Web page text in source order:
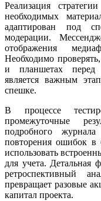
Реализация
необходимых
адаптирован под
модерации.
отображения
Необходимо
и планшетах перед
является важным
спешке.
В процессе
промежуточные
подробного журнала
повторения ошибок
использовать
для учета. Детальная
ретроспективный
превращает разовые
капитал проекта.